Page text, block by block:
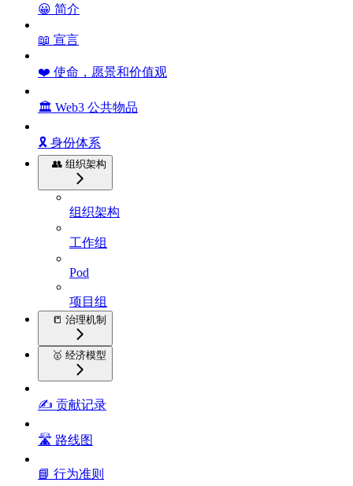
😀 简介
📖 宣言
❤️ 使命，愿景和价值观
🏛️ Web3 公共物品
🎗️ 身份体系
👥 组织架构
组织架构
工作组
Pod
项目组
📒 治理机制
🥇 经济模型
✍️ 贡献记录
🛣️ 路线图
📘 行为准则